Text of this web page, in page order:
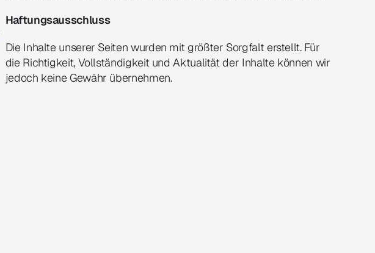
Haftungsausschluss
Die Inhalte unserer Seiten wurden mit größter Sorgfalt erstellt. Für
die Richtigkeit, Vollständigkeit und Aktualität der Inhalte können wir
jedoch keine Gewähr übernehmen.